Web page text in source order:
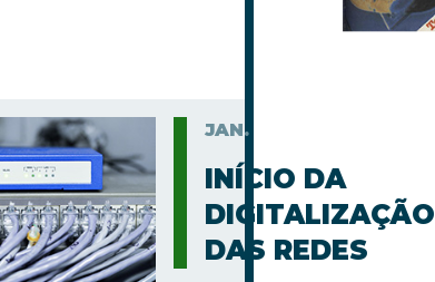
JAN.
INÍCIO DA
DIGITALIZAÇÃO
DAS REDES